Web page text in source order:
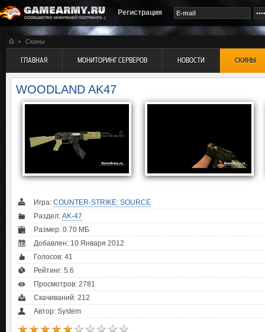
Регистрация
Скины
ГЛАВНАЯ МОНИТОРИНГ СЕРВЕРОВ НОВОСТИ СКИНЫ
WOODLAND AK47
Игра: COUNTER-STRIKE: SOURCE
Раздел: AK-47
Размер: 0.70 МБ
Добавлен: 10 Января 2012
Голосов: 41
Рейтинг: 5.6
Просмотров: 2781
Скачиваний: 212
Автор: System